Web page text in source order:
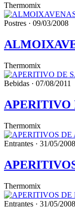
Thermomix
Postres · 09/03/2008
Thermomix
Bebidas · 07/08/2011
APERITIVO
Thermomix
Entrantes · 31/05/2008
Thermomix
Entrantes · 31/05/2008